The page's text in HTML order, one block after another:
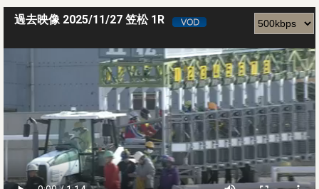
過去映像 2025/11/27 笠松 1R